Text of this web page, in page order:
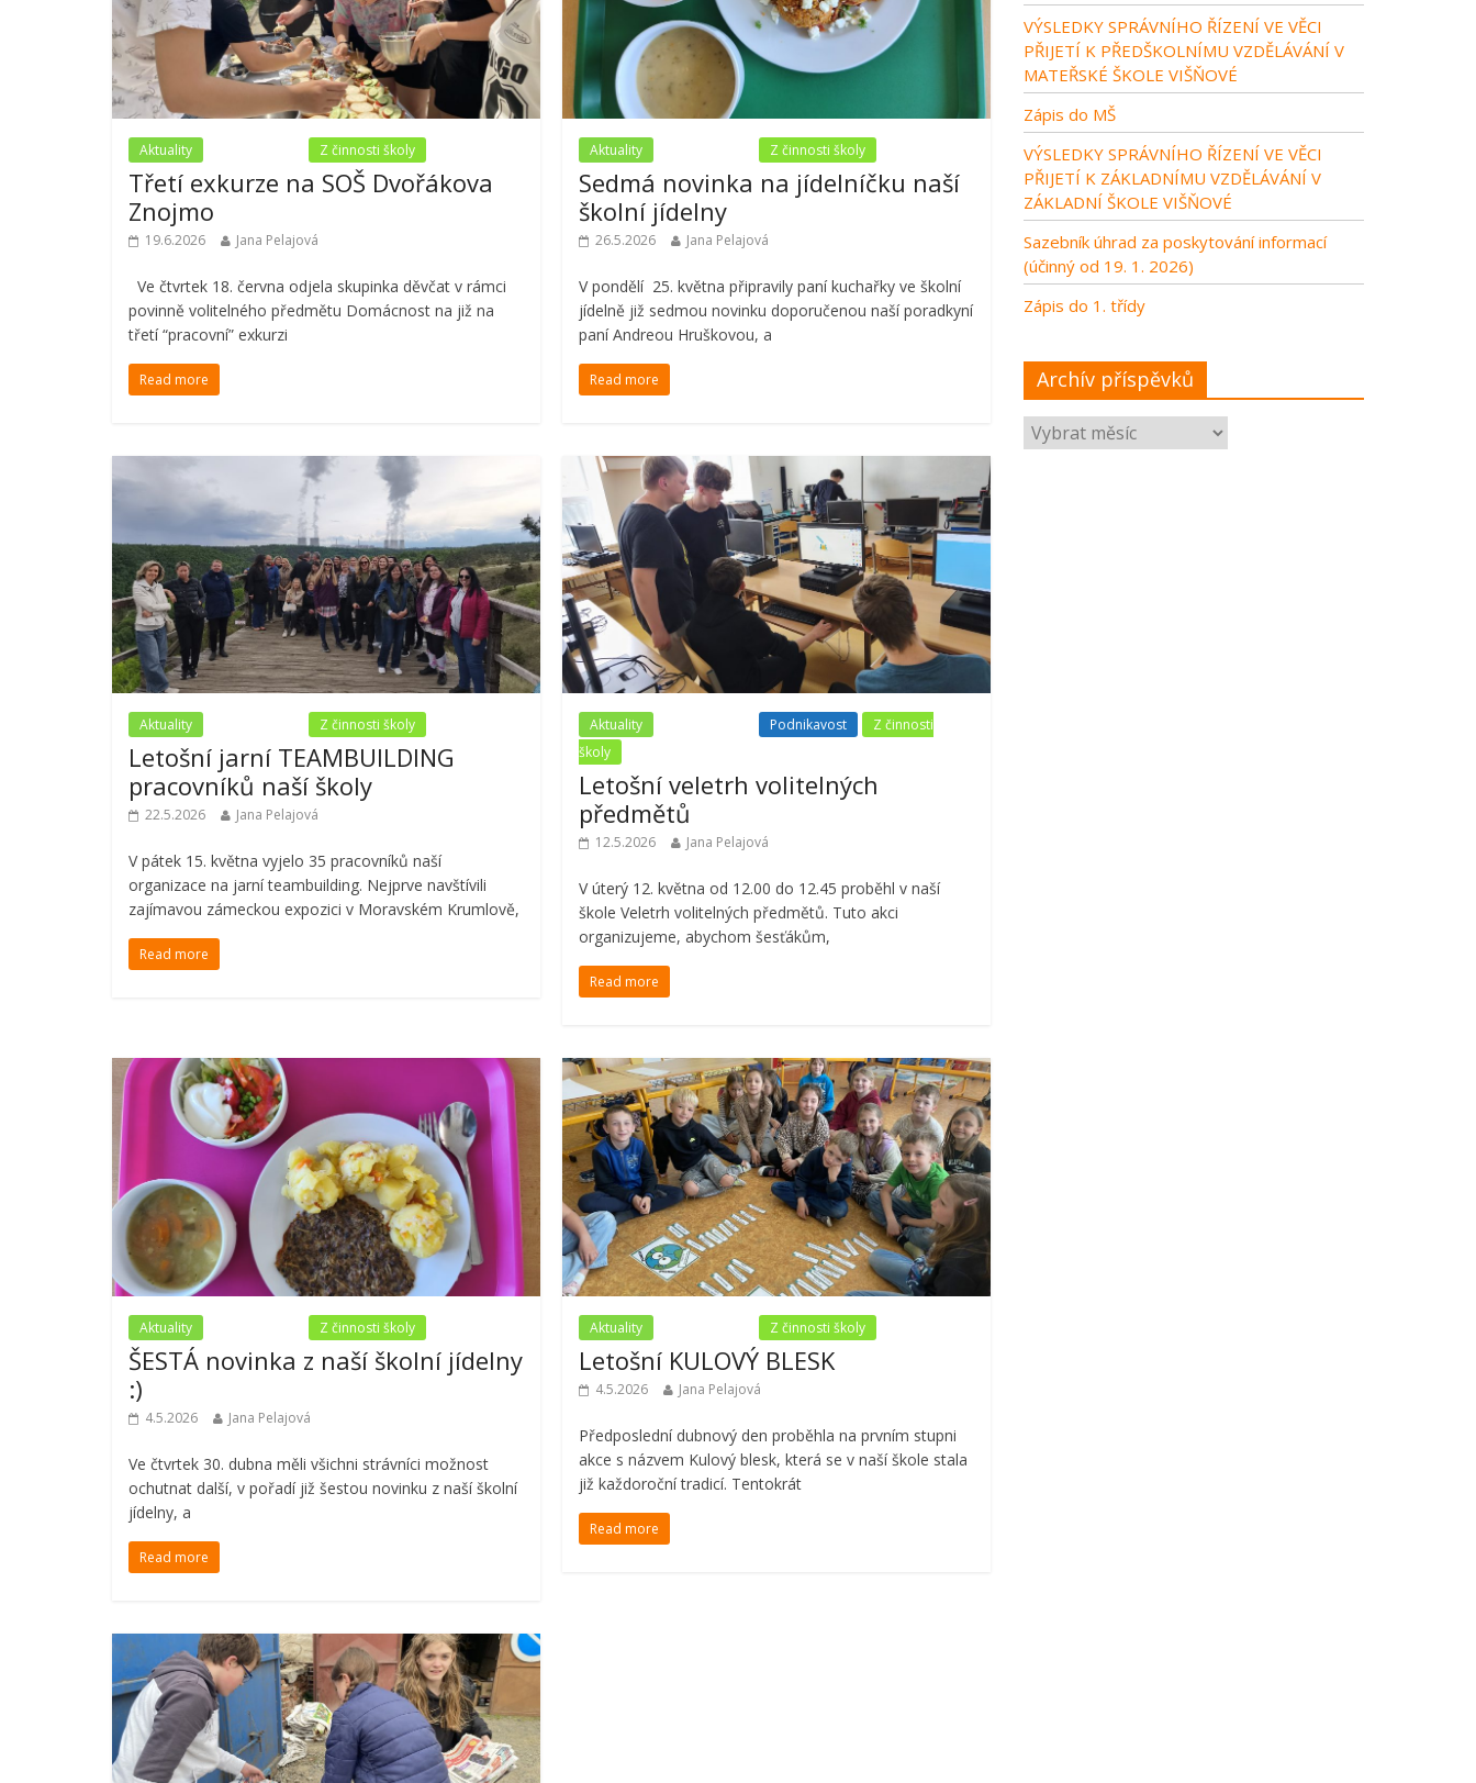
Aktuality Z činnosti školy
Třetí exkurze na SOŠ Dvořákova
Znojmo
19.6.2026 Jana Pelajová
Ve čtvrtek 18. června odjela skupinka děvčat v rámci
povinně volitelného předmětu Domácnost na již na
třetí “pracovní” exkurzi
Read more
Aktuality Z činnosti školy
Sedmá novinka na jídelníčku naší
školní jídelny
26.5.2026 Jana Pelajová
V pondělí 25. května připravily paní kuchařky ve školní
jídelně již sedmou novinku doporučenou naší poradkyní
paní Andreou Hruškovou, a
Read more
Aktuality Z činnosti školy
Letošní jarní TEAMBUILDING
pracovníků naší školy
22.5.2026 Jana Pelajová
V pátek 15. května vyjelo 35 pracovníků naší
organizace na jarní teambuilding. Nejprve navštívili
zajímavou zámeckou expozici v Moravském Krumlově,
Read more
Aktuality Podnikavost
Z činnosti
školy
Letošní veletrh volitelných
předmětů
12.5.2026 Jana Pelajová
V úterý 12. května od 12.00 do 12.45 proběhl v naší
škole Veletrh volitelných předmětů. Tuto akci
organizujeme, abychom šesťákům,
Read more
Aktuality Z činnosti školy
ŠESTÁ novinka z naší školní jídelny
:)
4.5.2026 Jana Pelajová
Ve čtvrtek 30. dubna měli všichni strávníci možnost
ochutnat další, v pořadí již šestou novinku z naší školní
jídelny, a
Read more
Aktuality Z činnosti školy
Letošní KULOVÝ BLESK
4.5.2026 Jana Pelajová
Předposlední dubnový den proběhla na prvním stupni
akce s názvem Kulový blesk, která se v naší škole stala
již každoroční tradicí. Tentokrát
Read more
VÝSLEDKY SPRÁVNÍHO ŘÍZENÍ VE VĚCI
PŘIJETÍ K PŘEDŠKOLNÍMU VZDĚLÁVÁNÍ V
MATEŘSKÉ ŠKOLE VIŠŇOVÉ
Zápis do MŠ
VÝSLEDKY SPRÁVNÍHO ŘÍZENÍ VE VĚCI
PŘIJETÍ K ZÁKLADNÍMU VZDĚLÁVÁNÍ V
ZÁKLADNÍ ŠKOLE VIŠŇOVÉ
Sazebník úhrad za poskytování informací
(účinný od 19. 1. 2026)
Zápis do 1. třídy
Archív příspěvků